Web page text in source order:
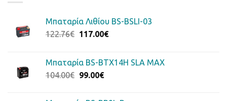
Μπαταρία Λιθίου BS-BSLI-03
122.76€ Original
122.76€.
117.00€Η
είναι:
Μπαταρία BS-BTX14H SLA MAX
104.00€ Original
99.00€Η